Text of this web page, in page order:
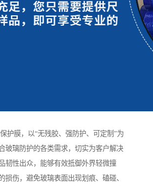
护膜，以“无残胶、强防护、可定制”为
玻璃防护的各类需求，切实为客户解决
韧性出众，能够有效抵御外界轻微撞
损伤，避免玻璃表面出现划痕、磕碰、